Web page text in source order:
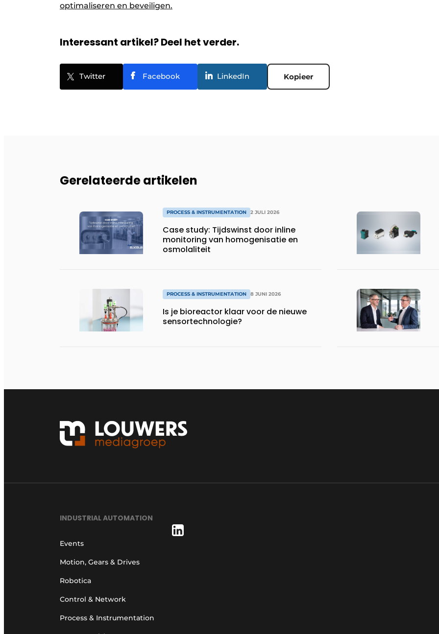
optimaliseren en beveiligen.
Interessant artikel? Deel het verder.
Twitter Facebook LinkedIn Kopieer
Gerelateerde artikelen
PROCESS & INSTRUMENTATION 2 JULI 2026
Case study: Tijdswinst door inline
monitoring van homogenisatie en
osmolaliteit
PROCESS & INSTRUMENTATION 8 JUNI 2026
Is je bioreactor klaar voor de nieuwe
sensortechnologie?
INDUSTRIAL AUTOMATION
Events
Motion, Gears & Drives
Robotica
Control & Network
Process & Instrumentation